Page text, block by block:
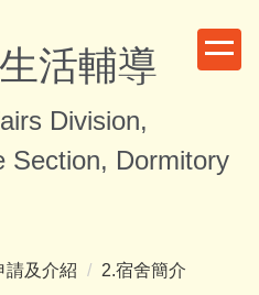
活輔導
Division,
Section, Dormitory
請及介紹
2.宿舍簡介